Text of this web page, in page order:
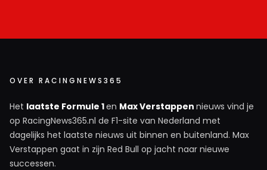
OVER RACINGNEWS365
Het laatste Formule 1en Max Verstappen nieuws vind je
op RacingNews365.nl de F1-site van Nederland met
dagelijks het laatste nieuws uit binnen en buitenland. Max
Verstappen gaat in zijn Red Bull op jacht naar nieuwe
successen.